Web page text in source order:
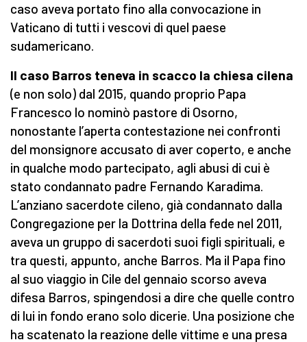
caso aveva portato fino alla convocazione in
Vaticano di tutti i vescovi di quel paese
sudamericano.
Il caso Barros teneva in scacco la chiesa cilena
(e non solo) dal 2015, quando proprio Papa
Francesco lo nominò pastore di Osorno,
nonostante l’aperta contestazione nei confronti
del monsignore accusato di aver coperto, e anche
in qualche modo partecipato, agli abusi di cui è
stato condannato padre Fernando Karadima.
L’anziano sacerdote cileno, già condannato dalla
Congregazione per la Dottrina della fede nel 2011,
aveva un gruppo di sacerdoti suoi figli spirituali, e
tra questi, appunto, anche Barros. Ma il Papa fino
al suo viaggio in Cile del gennaio scorso aveva
difesa Barros, spingendosi a dire che quelle contro
di lui in fondo erano solo dicerie. Una posizione che
ha scatenato la reazione delle vittime e una presa